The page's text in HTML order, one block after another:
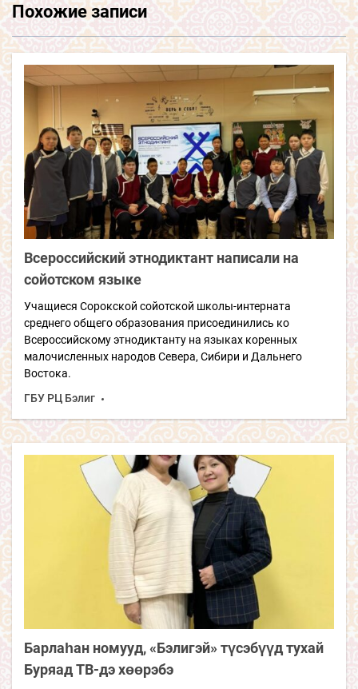
Похожие записи
Всероссийский этнодиктант написали на
сойотском языке
Учащиеся Сорокской сойотской школы-интерната
среднего общего образования присоединились ко
Всероссийскому этнодиктанту на языках коренных
малочисленных народов Севера, Сибири и Дальнего
Востока.
ГБУ РЦ Бэлиг
Барлаһан номууд, «Бэлигэй» түсэбүүд тухай
Буряад TВ-дэ хөөрэбэ